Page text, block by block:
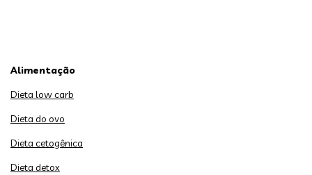
Alimentação
Dieta low carb
Dieta do ovo
Dieta cetogênica
Dieta detox